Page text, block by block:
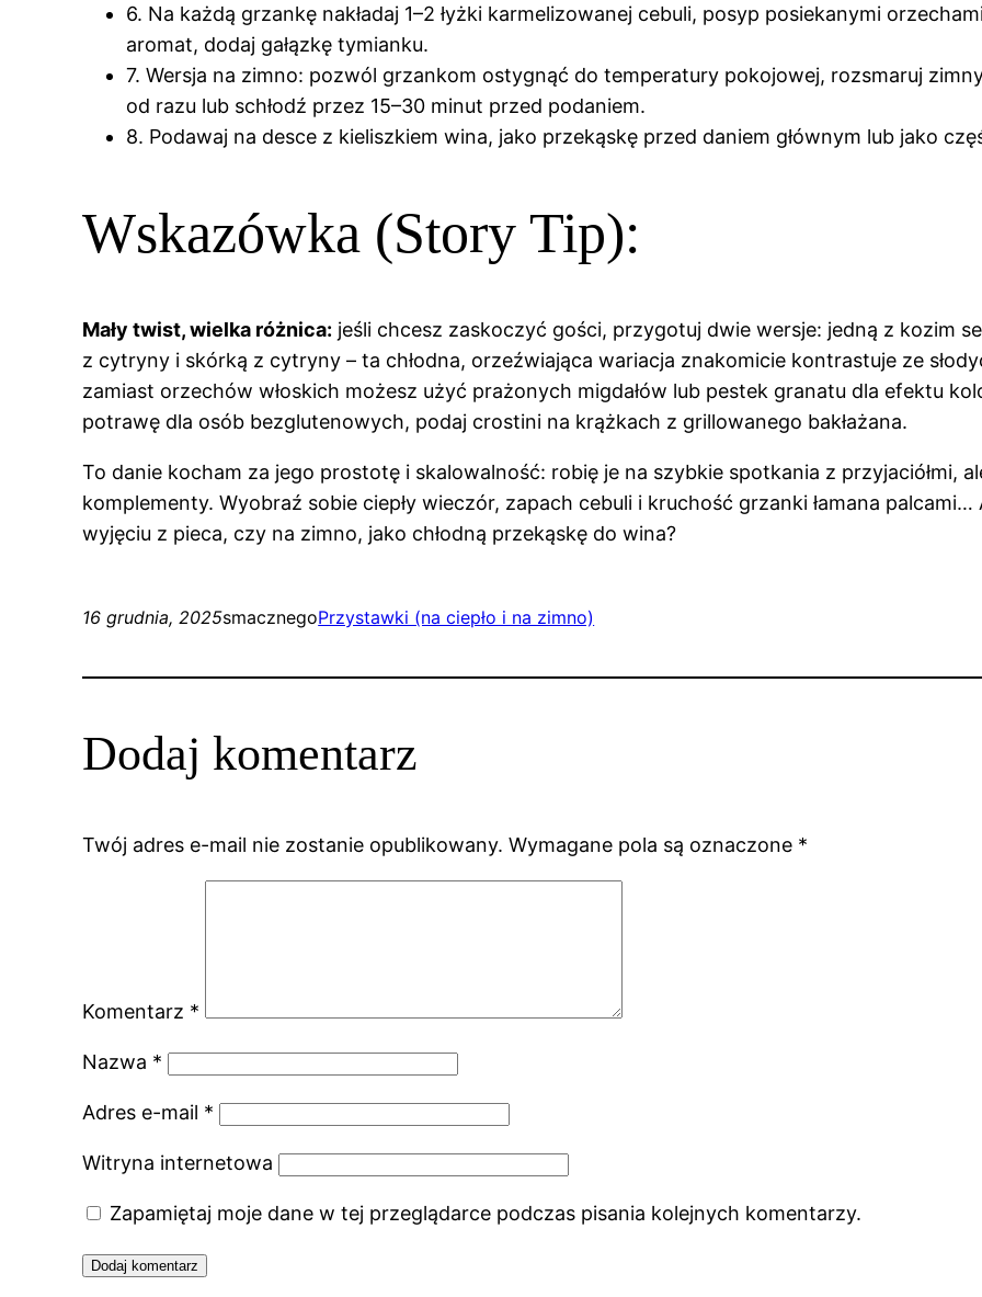
6. Na każdą grzankę nakładaj 1–2 łyżki karmelizowanej cebuli, posyp posiekanymi
aromat, dodaj gałązkę tymianku.
7. Wersja na zimno: pozwól grzankom ostygnąć do temperatury pokojowej, rozsmaruj
od razu lub schłodź przez 15–30 minut przed podaniem.
8. Podawaj na desce z kieliszkiem wina, jako przekąskę przed daniem głównym lub jako
Wskazówka (Story Tip):
Mały twist, wielka różnica: jeśli chcesz zaskoczyć gości, przygotuj dwie wersje: jedną z kozim
z cytryny i skórką z cytryny – ta chłodna, orzeźwiająca wariacja znakomicie kontrastuje ze
zamiast orzechów włoskich możesz użyć prażonych migdałów lub pestek granatu dla efektu
potrawę dla osób bezglutenowych, podaj crostini na krążkach z grillowanego bakłażana.
To danie kocham za jego prostotę i skalowalność: robię je na szybkie spotkania z przyjaciółmi,
komplementy. Wyobraź sobie ciepły wieczór, zapach cebuli i kruchość grzanki łamana
wyjęciu z pieca, czy na zimno, jako chłodną przekąskę do wina?
16 grudnia, 2025smacznegoPrzystawki (na ciepło i na zimno)
Dodaj komentarz
Twój adres e-mail nie zostanie opublikowany. Wymagane pola są oznaczone *
Komentarz *
Nazwa *
Adres e-mail *
Witryna internetowa
Zapamiętaj moje dane w tej przeglądarce podczas pisania kolejnych komentarzy.